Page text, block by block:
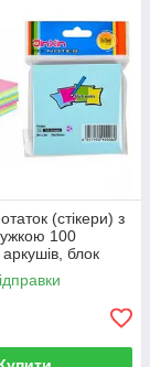
(стікери) з
100
блок